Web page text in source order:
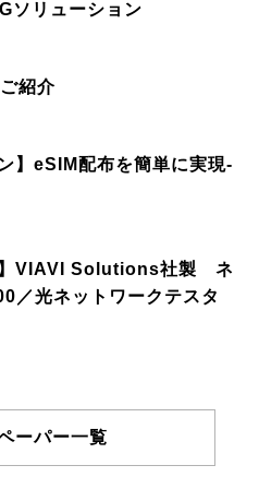
ソリューション
紹介
】eSIM配布を簡単に実現-
】VIAVI Solutions社製 ネ
／光ネットワークテスタ
ーパー一覧